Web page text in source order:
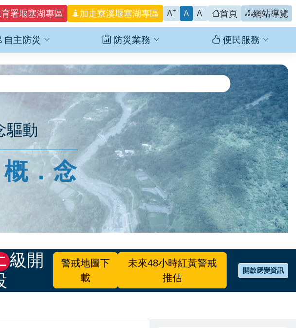
署堰塞湖專區 加走寮溪堰塞湖專區 A+ A A- 首頁 網站導覽
自主防災 防災業務 便民服務
，「桃市DF010」土石流潛勢溪流原轄區調整後位於文藝里轄內，本系
，計9處金質社區、31處銀質社區、22處銅質社區。
增高雄市1處二次災害高風險區。
驅動
．念
級開
警戒地圖下
載
未來48小時紅黃警戒
推估
開啟應變資訊